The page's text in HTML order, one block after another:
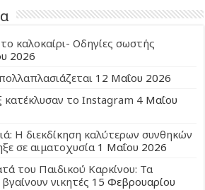
καλοκαίρι- Οδηγίες σωστής
2026
12 Μαΐου 2026
κατέκλυσαν το Instagram 4 Μαΐου
Η διεκδίκηση καλύτερων συνθηκών
σε αιματοχυσία 1 Μαΐου 2026
του Παιδικού Καρκίνου: Τα
νικητές 15 Φεβρουαρίου